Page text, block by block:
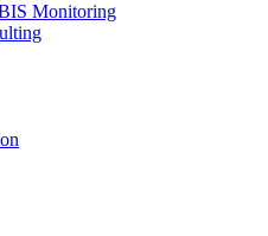
Monitoring